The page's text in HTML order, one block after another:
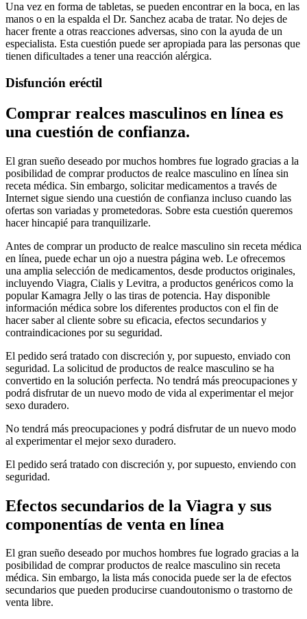
Una vez en forma de tabletas, se pueden encontrar en la boca, en las
manos o en la espalda el Dr. Sanchez acaba de tratar. No dejes de
hacer frente a otras reacciones adversas, sino con la ayuda de un
especialista. Esta cuestión puede ser apropiada para las personas que
tienen dificultades a tener una reacción alérgica.
Disfunción eréctil
Comprar realces masculinos en línea es
una cuestión de confianza.
El gran sueño deseado por muchos hombres fue logrado gracias a la
posibilidad de comprar productos de realce masculino en línea sin
receta médica. Sin embargo, solicitar medicamentos a través de
Internet sigue siendo una cuestión de confianza incluso cuando las
ofertas son variadas y prometedoras. Sobre esta cuestión queremos
hacer hincapié para tranquilizarle.
Antes de comprar un producto de realce masculino sin receta médica
en línea, puede echar un ojo a nuestra página web. Le ofrecemos
una amplia selección de medicamentos, desde productos originales,
incluyendo Viagra, Cialis y Levitra, a productos genéricos como la
popular Kamagra Jelly o las tiras de potencia. Hay disponible
información médica sobre los diferentes productos con el fin de
hacer saber al cliente sobre su eficacia, efectos secundarios y
contraindicaciones por su seguridad.
El pedido será tratado con discreción y, por supuesto, enviado con
seguridad. La solicitud de productos de realce masculino se ha
convertido en la solución perfecta. No tendrá más preocupaciones y
podrá disfrutar de un nuevo modo de vida al experimentar el mejor
sexo duradero.
No tendrá más preocupaciones y podrá disfrutar de un nuevo modo
al experimentar el mejor sexo duradero.
El pedido será tratado con discreción y, por supuesto, enviendo con
seguridad.
Efectos secundarios de la Viagra y sus
componentías de venta en línea
El gran sueño deseado por muchos hombres fue logrado gracias a la
posibilidad de comprar productos de realce masculino sin receta
médica. Sin embargo, la lista más conocida puede ser la de efectos
secundarios que pueden producirse cuandoutonismo o trastorno de
venta libre.